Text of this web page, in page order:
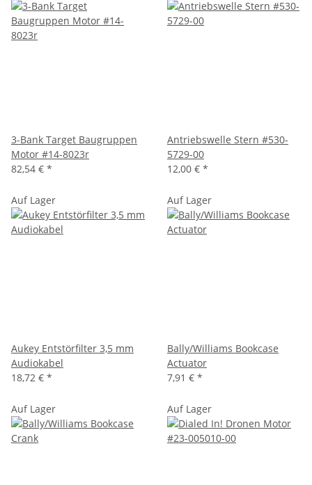
3-Bank Target Baugruppen
Motor #14-8023r
82,54 € *
Antriebswelle Stern #530-
5729-00
12,00 € *
Auf Lager
Aukey Entstörfilter 3,5 mm
Audiokabel
18,72 € *
Auf Lager
Bally/Williams Bookcase
Actuator
7,91 € *
Auf Lager Auf Lager